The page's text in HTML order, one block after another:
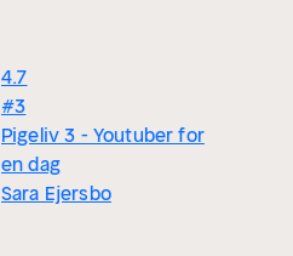
4.7
#3
Pigeliv 3 - Youtuber for
en dag
Sara Ejersbo